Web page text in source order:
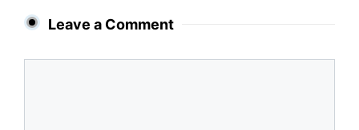
Leave a Comment